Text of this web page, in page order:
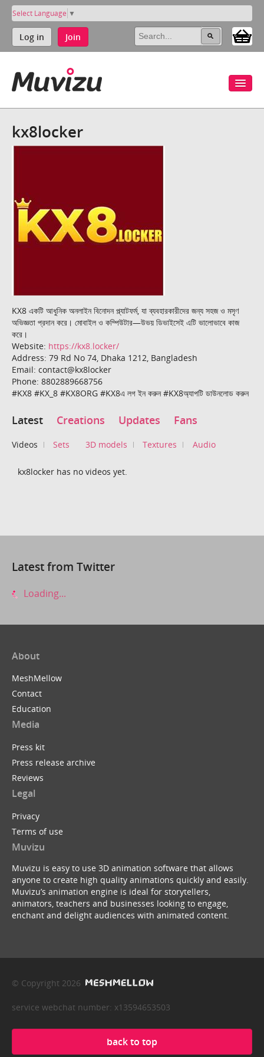
Select Language ▼
Log in Join
kx8locker
KX8 একটি আধুনিক অনলাইন বিনোদন প্ল্যাটফর্ম, যা ব্যবহারকারীদের জন্য সহজ ও মসৃণ
অভিজ্ঞতা প্রদান করে। মোবাইল ও কম্পিউটার—উভয় ডিভাইসেই এটি ভালোভাবে কাজ
করে।
Website: https://kx8.locker/
Address: 79 Rd No 74, Dhaka 1212, Bangladesh
Email: contact@kx8locker
Phone: 8802889668756
#KX8 #KX_8 #KX8ORG #KX8এ লগ ইন করুন #KX8অ্যাপটি ডাউনলোড করুন
Latest Creations Updates Fans
Videos Sets 3D models Textures Audio
kx8locker has no videos yet.
Latest from Twitter
Loading...
About
MeshMellow
Contact
Education
Media
Press kit
Press release archive
Reviews
Legal
Privacy
Terms of use
Muvizu
Muvizu is easy to use 3D animation software that allows
anyone to create high quality animations quickly and easily.
Muvizu’s animation engine is ideal for storytellers,
animators, teachers and businesses looking to engage,
enchant and delight audiences with animated content.
© Copyright 2026
service webchat number: x13594653503
back to top